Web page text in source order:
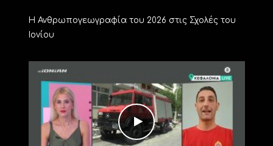
Η Ανθρωπογεωγραφία του 2026 στις Σχολές του
Ιονίου